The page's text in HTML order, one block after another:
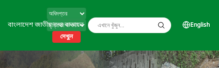
বাংলাদেশ জাতীয় তথ্য বাতায়ন
দেখুন
English